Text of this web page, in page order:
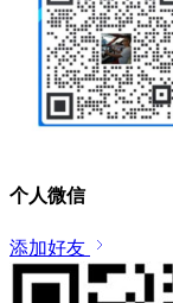
个人微信
添加好友